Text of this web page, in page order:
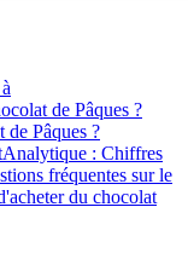
de Pâques ?
Pâques ?
Analytique : Chiffres
fréquentes sur le
du chocolat